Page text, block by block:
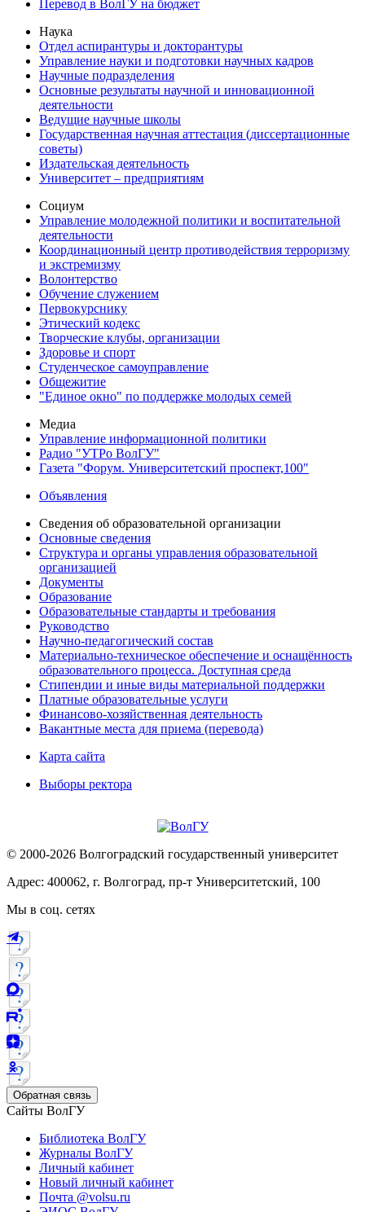
Перевод в ВолГУ на бюджет
Наука
Отдел аспирантуры и докторантуры
Управление науки и подготовки научных кадров
Научные подразделения
Основные результаты научной и инновационной
деятельности
Ведущие научные школы
Государственная научная аттестация (диссертационные
советы)
Издательская деятельность
Университет – предприятиям
Социум
Управление молодежной политики и воспитательной
деятельности
Координационный центр противодействия терроризму
и экстремизму
Волонтерство
Обучение служением
Первокурснику
Этический кодекс
Творческие клубы, организации
Здоровье и спорт
Студенческое самоуправление
Общежитие
"Единое окно" по поддержке молодых семей
Медиа
Управление информационной политики
Радио "УТРо ВолГУ"
Газета "Форум. Университетский проспект,100"
Объявления
Сведения об образовательной организации
Основные сведения
Структура и органы управления образовательной
организацией
Документы
Образование
Образовательные стандарты и требования
Руководство
Научно-педагогический состав
Материально-техническое обеспечение и оснащённость
образовательного процесса. Доступная среда
Стипендии и иные виды материальной поддержки
Платные образовательные услуги
Финансово-хозяйственная деятельность
Вакантные места для приема (перевода)
Карта сайта
Выборы ректора
© 2000-2026 Волгоградский государственный университет
Адрес: 400062, г. Волгоград, пр-т Университетский, 100
Мы в соц. сетях
Обратная связь
Сайты ВолГУ
Библиотека ВолГУ
Журналы ВолГУ
Личный кабинет
Новый личный кабинет
Почта @volsu.ru